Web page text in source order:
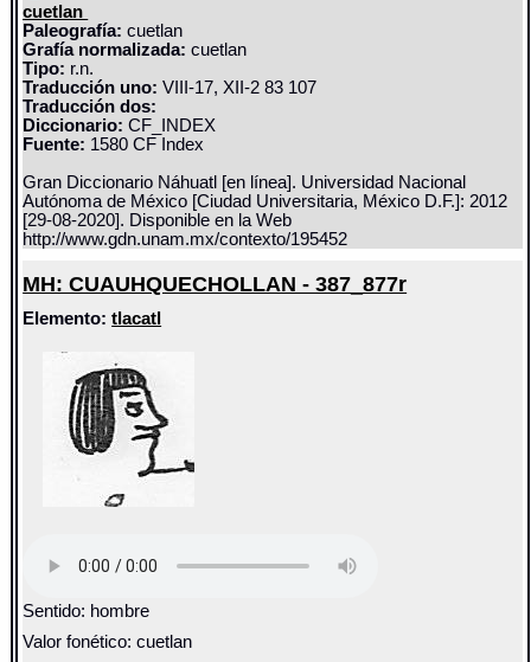
cuetlan
Paleografía: cuetlan
Grafía normalizada: cuetlan
Tipo: r.n.
Traducción uno: VIII-17, XII-2 83 107
Traducción dos:
Diccionario:CF_INDEX
Fuente: 1580 CF Index
Gran Diccionario Náhuatl [en línea]. Universidad Nacional
Autónoma de México [Ciudad Universitaria, México D.F.]: 2012
[29-08-2020]. Disponible en la Web
http://www.gdn.unam.mx/contexto/195452
MH: CUAUHQUECHOLLAN - 387_877r
Elemento:tlacatl
Sentido: hombre
Valor fonético: cuetlan